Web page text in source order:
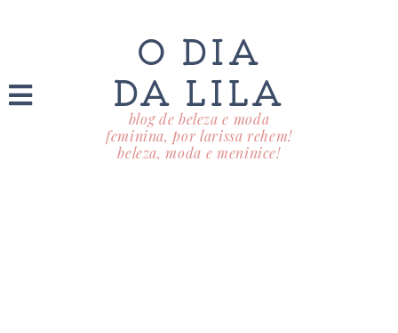
O DIA
DA LILA
blog de beleza e moda
feminina, por larissa rehem!
beleza, moda e meninice!